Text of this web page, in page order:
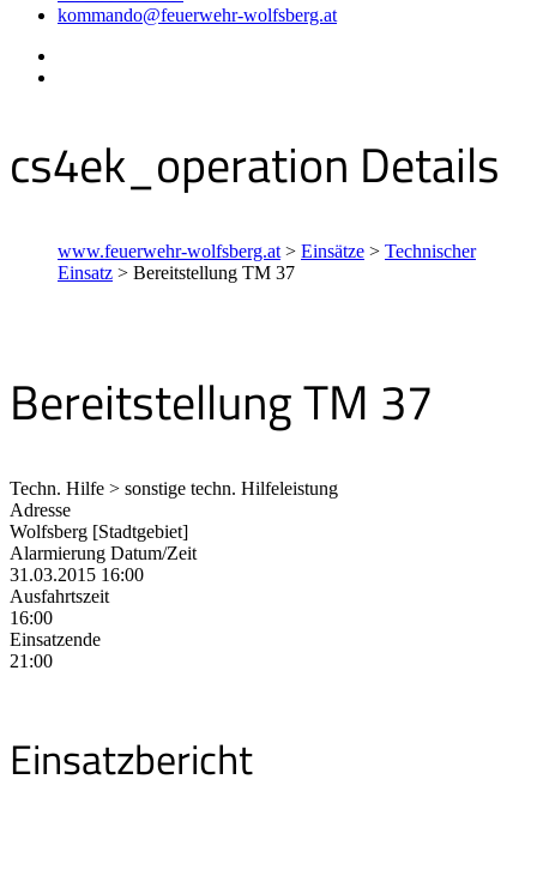
kommando@feuerwehr-wolfsberg.at
cs4ek_operation Details
www.feuerwehr-wolfsberg.at > Einsätze > Technischer
Einsatz > Bereitstellung TM 37
Bereitstellung TM 37
Techn. Hilfe > sonstige techn. Hilfeleistung
Adresse
Wolfsberg [Stadtgebiet]
Alarmierung Datum/Zeit
31.03.2015 16:00
Ausfahrtszeit
16:00
Einsatzende
21:00
Einsatzbericht